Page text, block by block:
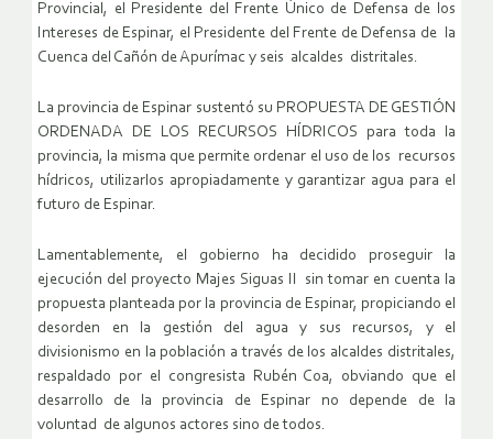
Provincial, el Presidente del Frente Único de Defensa de los
Intereses de Espinar, el Presidente del Frente de Defensa de la
Cuenca del Cañón de Apurímac y seis alcaldes distritales.
La provincia de Espinar sustentó su PROPUESTA DE GESTIÓN
ORDENADA DE LOS RECURSOS HÍDRICOS para toda la
provincia, la misma que permite ordenar el uso de los recursos
hídricos, utilizarlos apropiadamente y garantizar agua para el
futuro de Espinar.
Lamentablemente, el gobierno ha decidido proseguir la
ejecución del proyecto Majes Siguas II sin tomar en cuenta la
propuesta planteada por la provincia de Espinar, propiciando el
desorden en la gestión del agua y sus recursos, y el
divisionismo en la población a través de los alcaldes distritales,
respaldado por el congresista Rubén Coa, obviando que el
desarrollo de la provincia de Espinar no depende de la
voluntad de algunos actores sino de todos.